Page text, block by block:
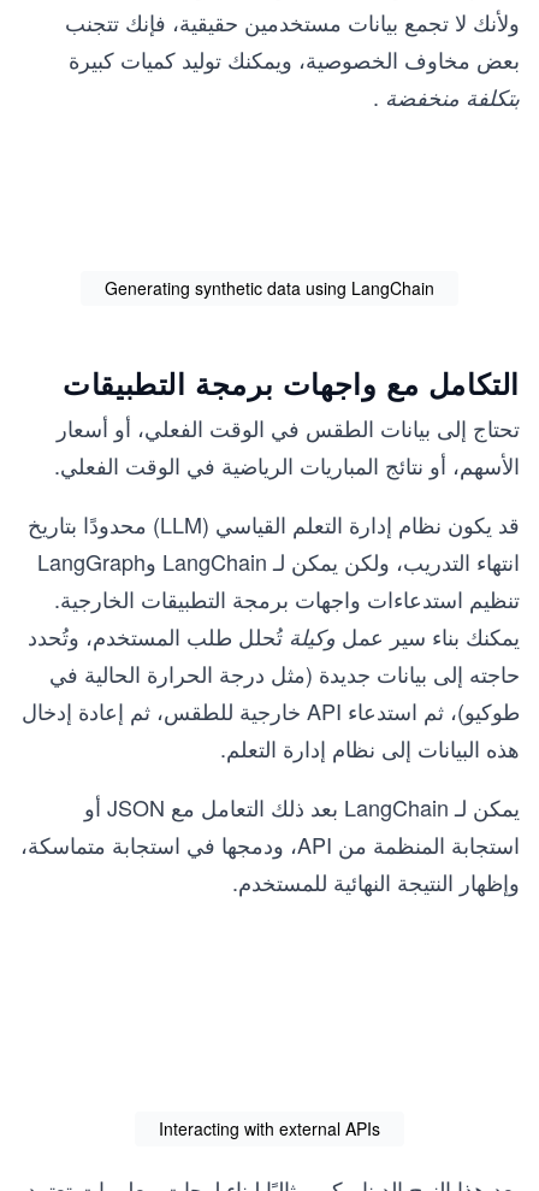
ولأنك لا تجمع بيانات مستخدمين حقيقية، فإنك تتجنب
بعض مخاوف الخصوصية، ويمكنك توليد كميات كبيرة
بتكلفة منخفضة .
Generating synthetic data using LangChain
التكامل مع واجهات برمجة التطبيقات
تحتاج إلى بيانات الطقس في الوقت الفعلي، أو أسعار
الأسهم، أو نتائج المباريات الرياضية في الوقت الفعلي.
قد يكون نظام إدارة التعلم القياسي (LLM) محدودًا بتاريخ
انتهاء التدريب، ولكن يمكن لـ LangChain وLangGraph
تنظيم استدعاءات واجهات برمجة التطبيقات الخارجية.
يمكنك بناء سير عمل وكيلة تُحلل طلب المستخدم، وتُحدد
حاجته إلى بيانات جديدة (مثل درجة الحرارة الحالية في
طوكيو)، ثم استدعاء API خارجية للطقس، ثم إعادة إدخال
هذه البيانات إلى نظام إدارة التعلم.
يمكن لـ LangChain بعد ذلك التعامل مع JSON أو
استجابة المنظمة من API، ودمجها في استجابة متماسكة،
وإظهار النتيجة النهائية للمستخدم.
Interacting with external APIs